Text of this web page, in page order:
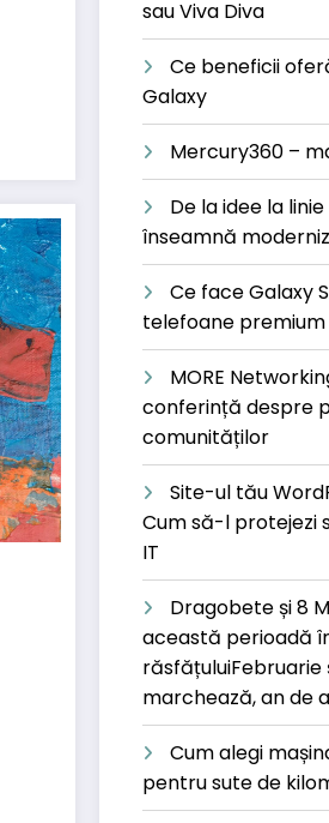
sau Viva Diva
Ce beneficii
Galaxy
Mercury360 –
De la idee la
înseamnă
Ce face Galaxy
telefoane premium
MORE
conferință despre
comunităților
Site-ul tău
Cum să-l protejezi
IT
Dragobete și 8
această perioadă
marchează, an de
Cum alegi
pentru sute de